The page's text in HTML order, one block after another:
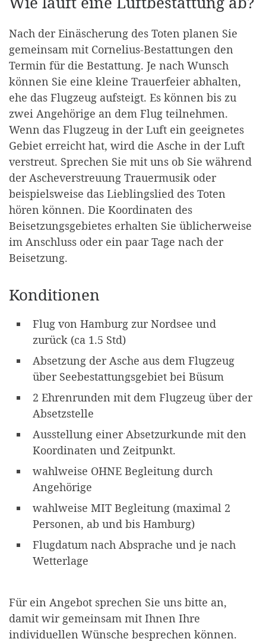
Nach der Einäscherung des Toten planen Sie
gemeinsam mit Cornelius-Bestattungen den
Termin für die Bestattung. Je nach Wunsch
können Sie eine kleine Trauerfeier abhalten,
ehe das Flugzeug aufsteigt. Es können bis zu
zwei Angehörige an dem Flug teilnehmen.
Wenn das Flugzeug in der Luft ein geeignetes
Gebiet erreicht hat, wird die Asche in der Luft
verstreut. Sprechen Sie mit uns ob Sie während
der Ascheverstreuung Trauermusik oder
beispielsweise das Lieblingslied des Toten
hören können. Die Koordinaten des
Beisetzungsgebietes erhalten Sie üblicherweise
im Anschluss oder ein paar Tage nach der
Beisetzung.
Konditionen
Flug von Hamburg zur Nordsee und
zurück (ca 1.5 Std)
Absetzung der Asche aus dem Flugzeug
über Seebestattungsgebiet bei Büsum
2 Ehrenrunden mit dem Flugzeug über der
Absetzstelle
Ausstellung einer Absetzurkunde mit den
Koordinaten und Zeitpunkt.
wahlweise OHNE Begleitung durch
Angehörige
wahlweise MIT Begleitung (maximal 2
Personen, ab und bis Hamburg)
Flugdatum nach Absprache und je nach
Wetterlage
Für ein Angebot sprechen Sie uns bitte an,
damit wir gemeinsam mit Ihnen Ihre
individuellen Wünsche besprechen können.